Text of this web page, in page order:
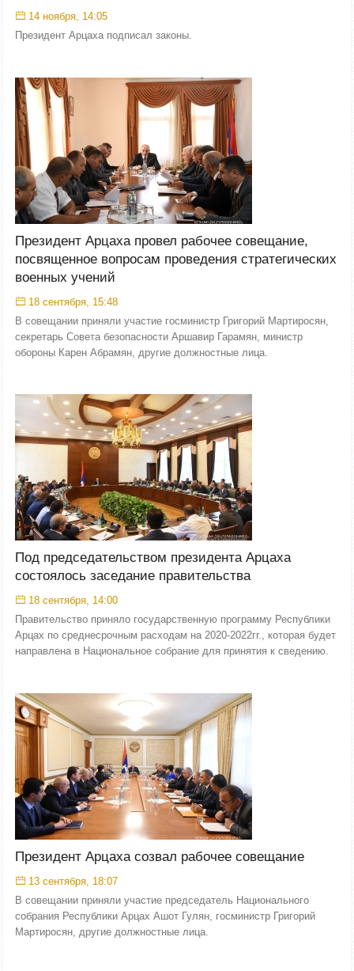
14 ноября, 14:05
Президент Арцаха подписал законы.
Президент Арцаха провел рабочее совещание,
посвященное вопросам проведения стратегических
военных учений
18 сентября, 15:48
В совещании приняли участие госминистр Григорий Мартиросян,
секретарь Совета безопасности Аршавир Гарамян, министр
обороны Карен Абрамян, другие должностные лица.
Под председательством президента Арцаха
состоялось заседание правительства
18 сентября, 14:00
Правительство приняло государственную программу Республики
Арцах по среднесрочным расходам на 2020-2022гг., которая будет
направлена в Национальное собрание для принятия к сведению.
Президент Арцаха созвал рабочее совещание
13 сентября, 18:07
В совещании приняли участие председатель Национального
собрания Республики Арцах Ашот Гулян, госминистр Григорий
Мартиросян, другие должностные лица.